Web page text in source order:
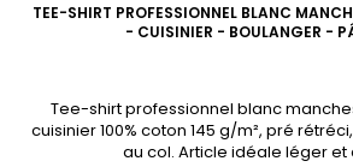
TEE-SHIRT PROFESSIONNEL BLANC
- CUISINIER - BOULANGER -
Tee-shirt professionnel blanc
cuisinier 100% coton 145 g/m², pré
au col. Article idéale léger et